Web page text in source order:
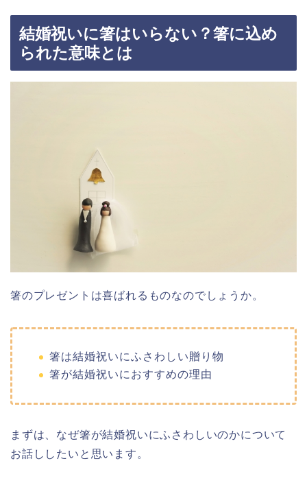
結婚祝いに箸はいらない？箸に込め
られた意味とは
箸のプレゼントは喜ばれるものなのでしょうか。
箸は結婚祝いにふさわしい贈り物
箸が結婚祝いにおすすめの理由
まずは、なぜ箸が結婚祝いにふさわしいのかについて
お話ししたいと思います。